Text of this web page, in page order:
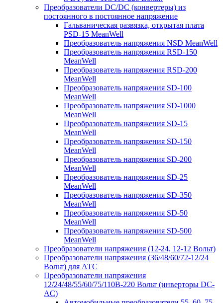
Преобразователи DC/DC (конвертеры) из
постоянного в постоянное напряжение
Гальваническая развязка, открытая плата
PSD-15 MeanWell
Преобразователь напряжения NSD MeanWell
Преобразователь напряжения RSD-150
MeanWell
Преобразователь напряжения RSD-200
MeanWell
Преобразователь напряжения SD-100
MeanWell
Преобразователь напряжения SD-1000
MeanWell
Преобразователь напряжения SD-15
MeanWell
Преобразователь напряжения SD-150
MeanWell
Преобразователь напряжения SD-200
MeanWell
Преобразователь напряжения SD-25
MeanWell
Преобразователь напряжения SD-350
MeanWell
Преобразователь напряжения SD-50
MeanWell
Преобразователь напряжения SD-500
MeanWell
Преобразователи напряжения (12-24, 12-12 Вольт)
Преобразователи напряжения (36/48/60/72-12/24
Вольт) для АТС
Преобразователи напряжения
12/24/48/55/60/75/110В-220 Вольт (инверторы DC-
AC)